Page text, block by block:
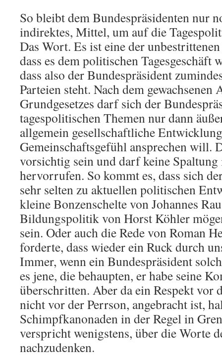
So bleibt dem Bundespräsidenten nur
indirektes, Mittel, um auf die
Das Wort. Es ist eine der
dass es dem politischen Tagesgeschäft
dass also der Bundespräsident
Parteien steht. Nach dem gewachsenen
Grundgesetzes darf sich der
tagespolitischen Themen nur dann
allgemein gesellschaftliche
Gemeinschaftsgefühl ansprechen will.
vorsichtig sein und darf keine
hervorrufen. So kommt es, dass sich
sehr selten zu aktuellen politischen
kleine Bonzenschelte von Johannes
Bildungspolitik von Horst Köhler
sein. Oder auch die Rede von Roman
forderte, dass wieder ein Ruck durch
Immer, wenn ein Bundespräsident
es jene, die behaupten, er habe seine
überschritten. Aber da ein Respekt vor
nicht vor der Perrson, angebracht ist,
Schimpfkanonaden in der Regel in
verspricht wenigstens, über die Worte
nachzudenken.